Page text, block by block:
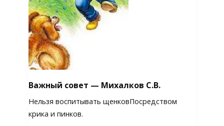
Важный совет — Михалков С.В.
Нельзя воспитывать щенковПосредством
крика и пинков.